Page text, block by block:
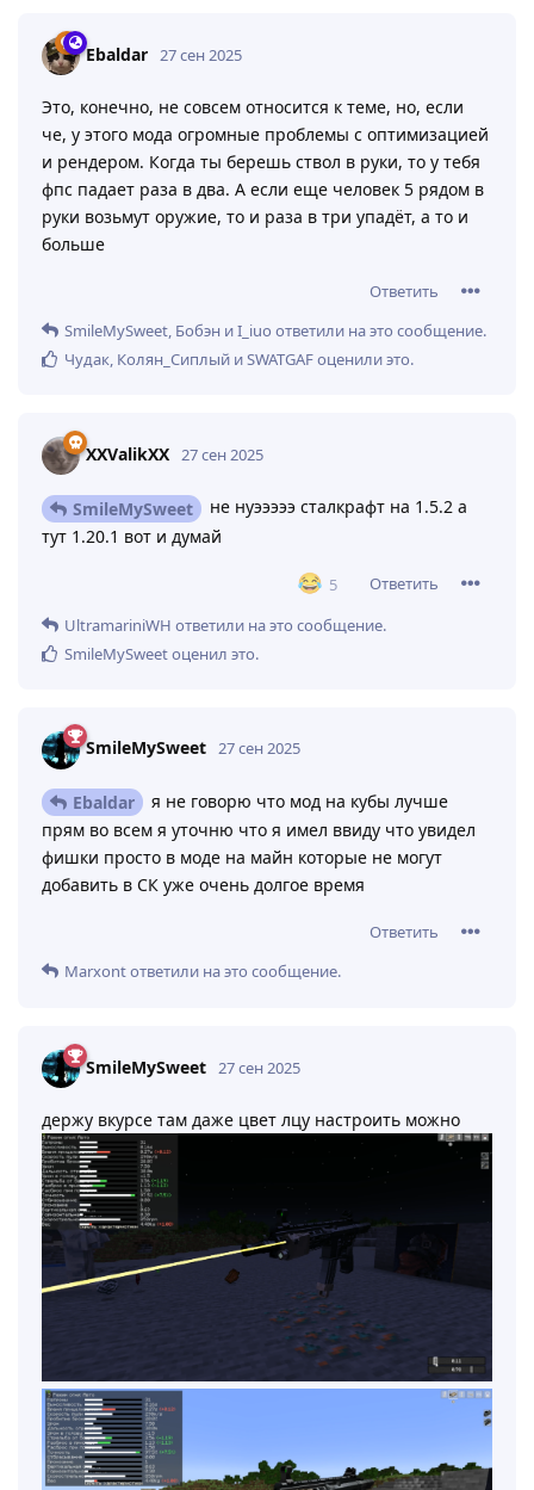
Ebaldar 27 сен 2025
Это, конечно, не совсем относится к теме, но, если
че, у этого мода огромные проблемы с оптимизацией
и рендером. Когда ты берешь ствол в руки, то у тебя
фпс падает раза в два. А если еще человек 5 рядом в
руки возьмут оружие, то и раза в три упадёт, а то и
больше
Ответить
SmileMySweet, Бобэн иI_iuo ответили на это сообщение.
Чудак, Колян_Сиплый иSWATGAFоценили это.
XXValikXX 27 сен 2025
SmileMySweet
не нуэээээ сталкрафт на 1.5.2 а
тут 1.20.1 вот и думай
5
Ответить
UltramariniWH ответили на это сообщение.
SmileMySweetоценил это.
SmileMySweet 27 сен 2025
Ebaldar
я не говорю что мод на кубы лучше
прям во всем я уточню что я имел ввиду что увидел
фишки просто в моде на майн которые не могут
добавить в СК уже очень долгое время
Ответить
Marxontответили на это сообщение.
SmileMySweet 27 сен 2025
держу вкурсе там даже цвет лцу настроить можно